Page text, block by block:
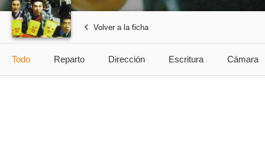
Volver a la ficha
Todo Reparto Dirección Escritura Cámara